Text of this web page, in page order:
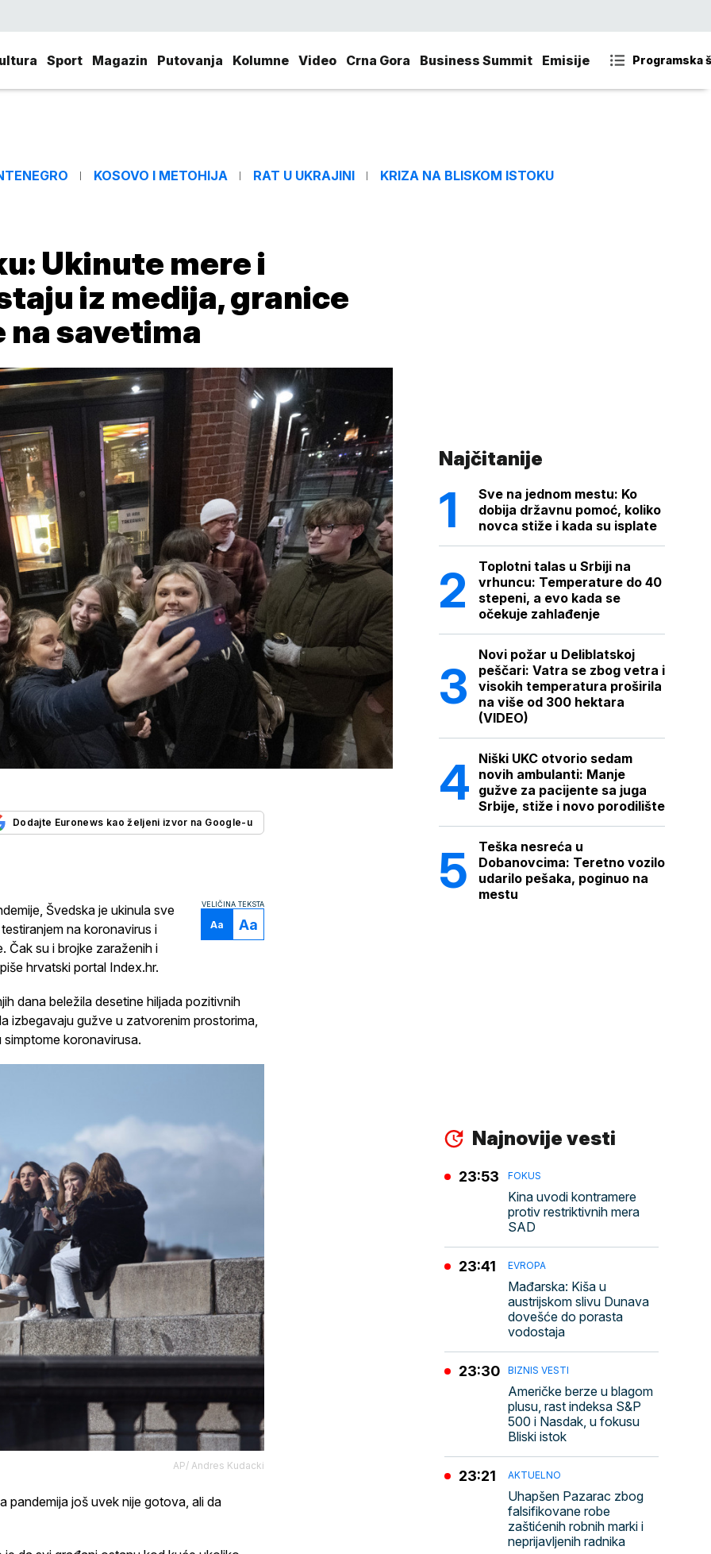
Sport Magazin Putovanja Kolumne Video Crna Gora Business Summit Emisije Programska
KOSOVO I METOHIJA RAT U UKRAJINI KRIZA NA BLISKOM ISTOKU
Ukinute mere i
iz medija, granice
na savetima
Dodajte Euronews kao željeni izvor na Google-u
VELIČINA TEKSTA
Aa Aa
Švedska je ukinula sve
na koronavirus i
Čak su i brojke zaraženih i
hrvatski portal Index.hr.
dana beležila desetine hiljada pozitivnih
izbegavaju gužve u zatvorenim prostorima,
simptome koronavirusa.
AP/ Andres Kudacki
pandemija još uvek nije gotova, ali da
Najčitanije
Sve na jednom mestu: Ko
dobija državnu pomoć, koliko
novca stiže i kada su isplate
Toplotni talas u Srbiji na
vrhuncu: Temperature do 40
stepeni, a evo kada se
očekuje zahlađenje
Novi požar u Deliblatskoj
peščari: Vatra se zbog vetra i
visokih temperatura proširila
na više od 300 hektara
(VIDEO)
Niški UKC otvorio sedam
novih ambulanti: Manje
gužve za pacijente sa juga
Srbije, stiže i novo porodilište
Teška nesreća u
Dobanovcima: Teretno vozilo
udarilo pešaka, poginuo na
mestu
Najnovije vesti
FOKUS
Kina uvodi kontramere
protiv restriktivnih mera
SAD
23:53
EVROPA
Mađarska: Kiša u
austrijskom slivu Dunava
dovešće do porasta
vodostaja
23:41
BIZNIS VESTI
Američke berze u blagom
plusu, rast indeksa S&P
500 i Nasdak, u fokusu
Bliski istok
23:30
AKTUELNO
Uhapšen Pazarac zbog
falsifikovane robe
zaštićenih robnih marki i
neprijavljenih radnika
23:21